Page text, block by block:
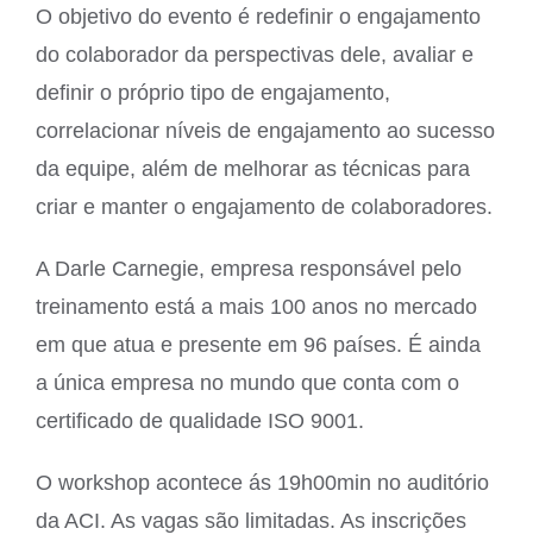
O objetivo do evento é redefinir o engajamento
do colaborador da perspectivas dele, avaliar e
definir o próprio tipo de engajamento,
correlacionar níveis de engajamento ao sucesso
da equipe, além de melhorar as técnicas para
criar e manter o engajamento de colaboradores.
A Darle Carnegie, empresa responsável pelo
treinamento está a mais 100 anos no mercado
em que atua e presente em 96 países. É ainda
a única empresa no mundo que conta com o
certificado de qualidade ISO 9001.
O workshop acontece ás 19h00min no auditório
da ACI. As vagas são limitadas. As inscrições